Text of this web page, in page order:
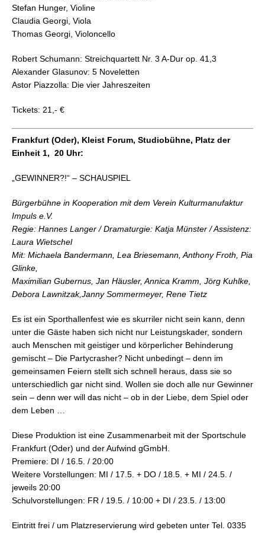
Stefan Hunger, Violine
Claudia Georgi, Viola
Thomas Georgi, Violoncello
Robert Schumann: Streichquartett Nr. 3 A-Dur op. 41,3
Alexander Glasunov: 5 Noveletten
Astor Piazzolla: Die vier Jahreszeiten
Tickets: 21,- €
Frankfurt (Oder), Kleist Forum, Studiobühne, Platz der
Einheit 1, 20 Uhr:
GEWINNER?!“ – SCHAUSPIEL
Bürgerbühne in Kooperation mit dem Verein Kulturmanufaktur
Impuls e.V.
Regie: Hannes Langer / Dramaturgie: Katja Münster / Assistenz:
Laura Wietschel
Mit: Michaela Bandermann, Lea Briesemann, Anthony Froth, Pia
Glinke,
Maximilian Gubernus, Jan Häusler, Annica Kramm, Jörg Kuhlke,
Debora Lawnitzak,Janny Sommermeyer, Rene Tietz
Es ist ein Sporthallenfest wie es skurriler nicht sein kann, denn
unter die Gäste haben sich nicht nur Leistungskader, sondern
auch Menschen mit geistiger und körperlicher Behinderung
gemischt – Die Partycrasher? Nicht unbedingt – denn im
gemeinsamen Feiern stellt sich schnell heraus, dass sie so
unterschiedlich gar nicht sind. Wollen sie doch alle nur Gewinner
sein – denn wer will das nicht – ob in der Liebe, dem Spiel oder
dem Leben …
Diese Produktion ist eine Zusammenarbeit mit der Sportschule
Frankfurt (Oder) und der Aufwind gGmbH.
Premiere: DI / 16.5. / 20:00
Weitere Vorstellungen: MI / 17.5. + DO / 18.5. + MI / 24.5. /
jeweils 20:00
Schulvorstellungen: FR / 19.5. / 10:00 + DI / 23.5. / 13:00
Eintritt frei / um Platzreservierung wird gebeten unter Tel. 0335